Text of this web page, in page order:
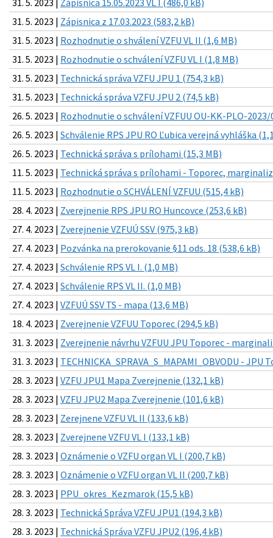
31. 5. 2023 | Zápisnica z 17.03.2023 (583,2 kB)
31. 5. 2023 | Rozhodnutie o shválení VZFU VL II (1,6 MB)
31. 5. 2023 | Rozhodnutie o schválení VZFU VL I (1,8 MB)
31. 5. 2023 | Technická správa VZFU JPU 1 (754,3 kB)
31. 5. 2023 | Technická správa VZFU JPU 2 (74,5 kB)
26. 5. 2023 | Rozhodnutie o schválení VZFUU OU-KK-PLO-
26. 5. 2023 | Schválenie RPS JPU RO Ľubica verejná vyhláška
26. 5. 2023 | Technická správa s prílohami (15,3 MB)
11. 5. 2023 | Technická správa s prílohami - Toporec,
11. 5. 2023 | Rozhodnutie o SCHVÁLENÍ VZFUU (515,4 kB)
28. 4. 2023 | Zverejnenie RPS JPU RO Huncovce (253,6 kB)
27. 4. 2023 | Zverejnenie VZFUÚ SSV (975,3 kB)
27. 4. 2023 | Pozvánka na prerokovanie §11 ods. 18 (538,6 kB)
27. 4. 2023 | Schválenie RPS VL I. (1,0 MB)
27. 4. 2023 | Schválenie RPS VL II. (1,0 MB)
27. 4. 2023 | VZFUÚ SSV TS - mapa (13,6 MB)
18. 4. 2023 | Zverejnenie VZFUU Toporec (294,5 kB)
31. 3. 2023 | Zverejnenie návrhu VZFUU JPU Toporec -
31. 3. 2023 | TECHNICKA_SPRAVA_S_MAPAMI_OBVODU - JPU
28. 3. 2023 | VZFU JPU1 Mapa Zverejnenie (132,1 kB)
28. 3. 2023 | VZFU JPU2 Mapa Zverejnenie (101,6 kB)
28. 3. 2023 | Zerejnene VZFU VL II (133,6 kB)
28. 3. 2023 | Zverejnene VZFU VL I (133,1 kB)
28. 3. 2023 | Oznámenie o VZFU organ VL I (200,7 kB)
28. 3. 2023 | Oznámenie o VZFU organ VL II (200,7 kB)
28. 3. 2023 | PPU_okres_Kezmarok (15,5 kB)
28. 3. 2023 | Technická Správa VZFU JPU1 (194,3 kB)
28. 3. 2023 | Technická Správa VZFU JPU2 (196,4 kB)